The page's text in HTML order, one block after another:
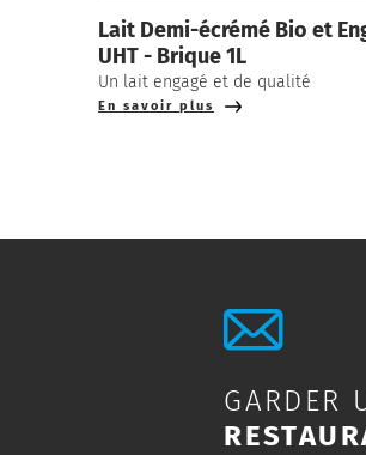
Lait Demi-écrémé Bio et
UHT - Brique 1L
Un lait engagé et de qualité
En savoir plus
GARDER